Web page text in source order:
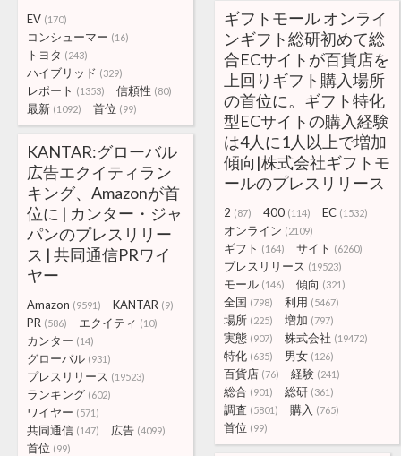
EV (170)
コンシューマー (16)
トヨタ (243)
ハイブリッド (329)
レポート (1353) 信頼性 (80)
最新 (1092) 首位 (99)
ギフトモール オンライ
ンギフト総研初めて総
合ECサイトが百貨店を
上回りギフト購入場所
の首位に。ギフト特化
型ECサイトの購入経験
は4人に1人以上で増加
傾向|株式会社ギフトモ
ールのプレスリリース
2 (87) 400 (114) EC (1532)
オンライン (2109)
ギフト (164) サイト (6260)
プレスリリース (19523)
モール (146) 傾向 (321)
全国 (798) 利用 (5467)
場所 (225) 増加 (797)
実態 (907) 株式会社 (19472)
特化 (635) 男女 (126)
百貨店 (76) 経験 (241)
総合 (901) 総研 (361)
調査 (5801) 購入 (765)
首位 (99)
KANTAR:グローバル
広告エクイティラン
キング、Amazonが首
位に | カンター・ジャ
パンのプレスリリー
ス | 共同通信PRワイ
ヤー
Amazon (9591) KANTAR (9)
PR (586) エクイティ (10)
カンター (14)
グローバル (931)
プレスリリース (19523)
ランキング (602)
ワイヤー (571)
共同通信 (147) 広告 (4099)
首位 (99)